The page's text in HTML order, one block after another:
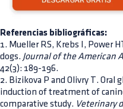
Referencias bibliográficas:
1. Mueller RS, Krebs I, Power
dogs. Journal of the American
42(3): 189-196.
2. Bizikova P and Olivry T. Oral
induction of treatment of
comparative study. Veterinary